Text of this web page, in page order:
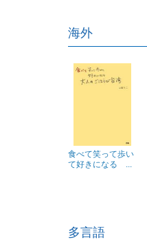
海外
食べて笑って歩い
て好きになる ...
多言語